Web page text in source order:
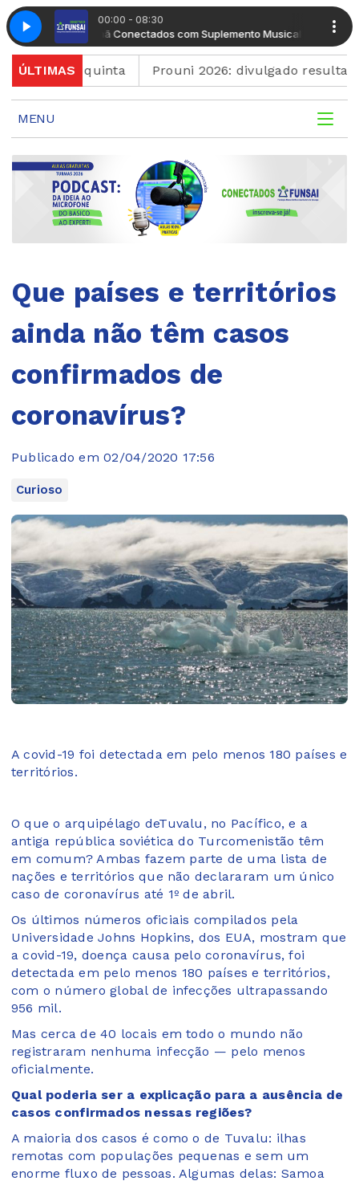
00:00 - 08:30
Manhã Conectados com Suplemento Musical Manhã
ÚLTIMAS
quinta Prouni 2026: divulgado resultado de
MENU
Que países e territórios
ainda não têm casos
confirmados de
coronavírus?
Publicado em 02/04/2020 17:56
Curioso
A covid-19 foi detectada em pelo menos 180 países e
territórios.
O que o arquipélago deTuvalu, no Pacífico, e a
antiga república soviética do Turcomenistão têm
em comum? Ambas fazem parte de uma lista de
nações e territórios que não declararam um único
caso de coronavírus até 1º de abril.
Os últimos números oficiais compilados pela
Universidade Johns Hopkins, dos EUA, mostram que
a covid-19, doença causa pelo coronavírus, foi
detectada em pelo menos 180 países e territórios,
com o número global de infecções ultrapassando
956 mil.
Mas cerca de 40 locais em todo o mundo não
registraram nenhuma infecção — pelo menos
oficialmente.
Qual poderia ser a explicação para a ausência de
casos confirmados nessas regiões?
A maioria dos casos é como o de Tuvalu: ilhas
remotas com populações pequenas e sem um
enorme fluxo de pessoas. Algumas delas: Samoa